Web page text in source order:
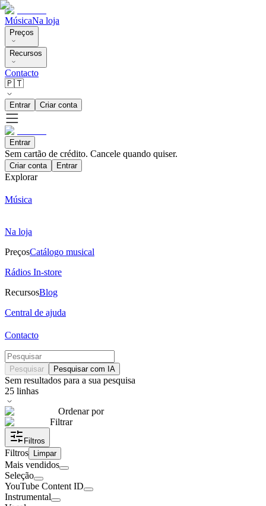
MúsicaNa loja
Preços
Recursos
Contacto
🇵🇹
Entrar Criar conta
Entrar
Sem cartão de crédito. Cancele quando quiser.
Criar conta Entrar
Explorar
Música
Na loja
PreçosCatálogo musical
Rádios In-store
RecursosBlog
Central de ajuda
Contacto
Pesquisar Pesquisar com IA
Sem resultados para a sua pesquisa
25 linhas
Ordenar por
Filtrar
Filtros
Filtros Limpar
Mais vendidos
Seleção
YouTube Content ID
Instrumental